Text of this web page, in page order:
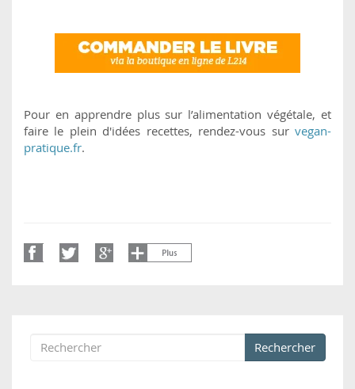
Pour en apprendre plus sur l’alimentation végétale, et
faire le plein d'idées recettes, rendez-vous sur vegan-
pratique.fr.
Formulaire de recherche
Rechercher